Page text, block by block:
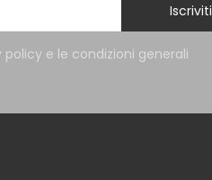
Iscriviti
e le condizioni generali